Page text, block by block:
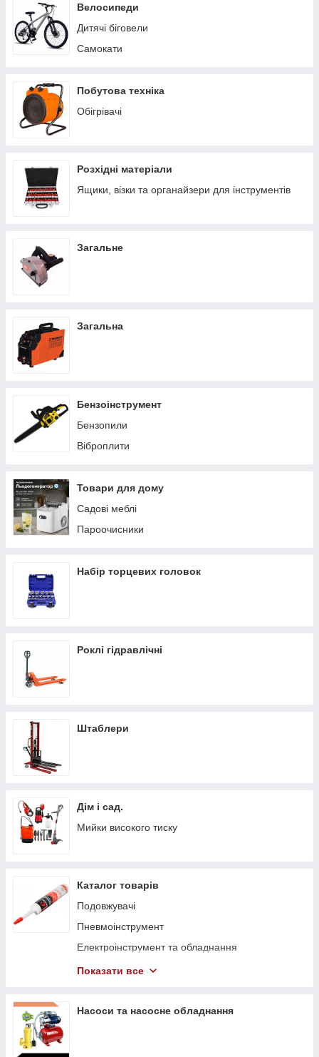
Теплиці/парники
Вольєри
Ручні сівалки
Велосипеди
Дитячі біговели
Самокати
Побутова техніка
Обігрівачі
Розхідні матеріали
Ящики, візки та органайзери для інструментів
Загальне
Загальна
Бензоінструмент
Бензопили
Віброплити
Товари для дому
Садові меблі
Пароочисники
Набір торцевих головок
Роклі гідравлічні
Штаблери
Дім і сад.
Мийки високого тиску
Каталог товарів
Подовжувачі
Пневмоінструмент
Електроінструмент та обладнання
Компресори
Показати все
Насоси та насосне обладнання